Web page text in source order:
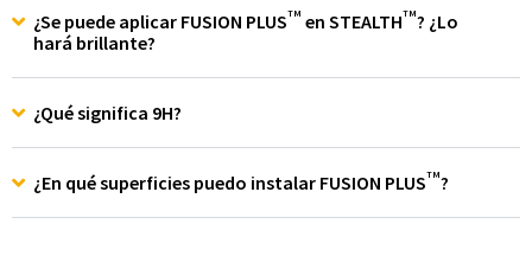
¿Se puede aplicar FUSION PLUSTM en STEALTHTM? ¿Lo
hará brillante?
¿Qué significa 9H?
¿En qué superficies puedo instalar FUSION PLUSTM?